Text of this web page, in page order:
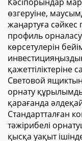
өзгеруіне,
жаңартуға
профиль
көрсетулерін
қажеттіліктеріне
Световой
орнату
қарағанда
Стандартталған
тәжірибелі
қысқа уақыт